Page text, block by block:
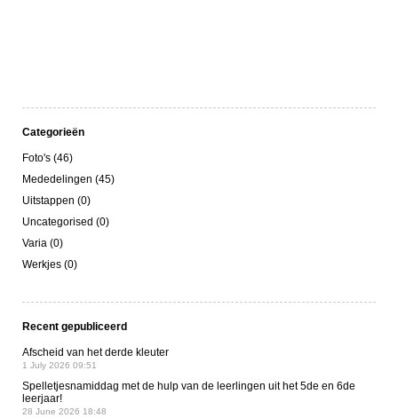
Categorieën
Foto's (46)
Mededelingen (45)
Uitstappen (0)
Uncategorised (0)
Varia (0)
Werkjes (0)
Recent gepubliceerd
Afscheid van het derde kleuter
1 July 2026 09:51
Spelletjesnamiddag met de hulp van de leerlingen uit het 5de en 6de
leerjaar!
28 June 2026 18:48